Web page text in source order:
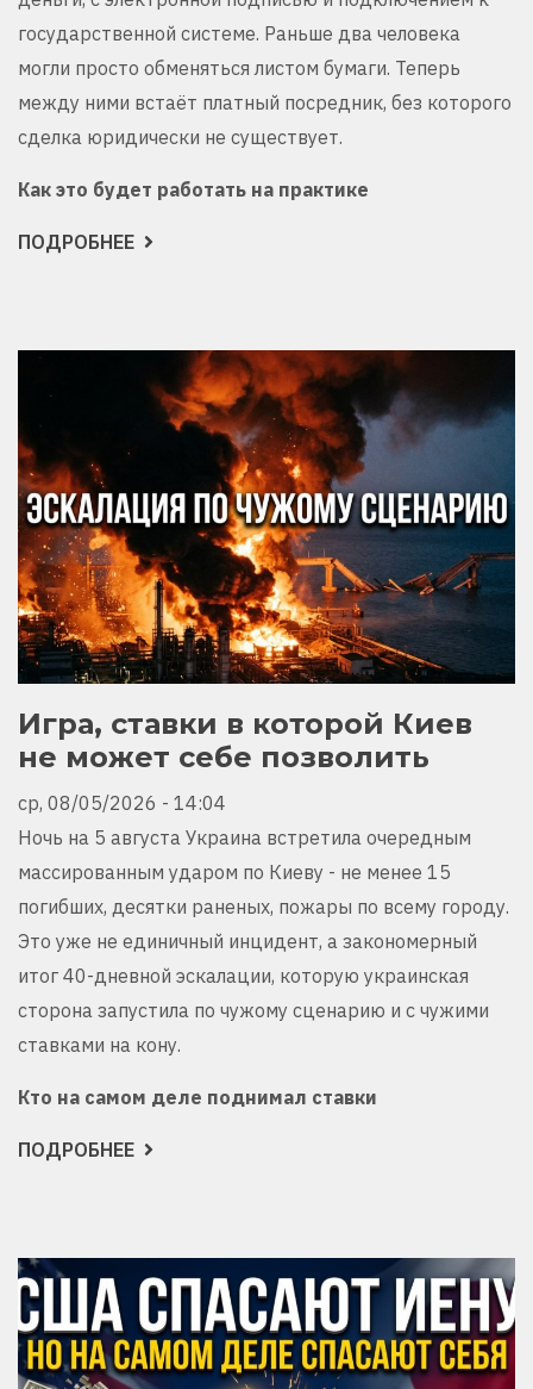
государственной системе. Раньше два человека
могли просто обменяться листом бумаги. Теперь
между ними встаёт платный посредник, без которого
сделка юридически не существует.
Как это будет работать на практике
ПОДРОБНЕЕ О
ПЛАТИТЬ
ПРАВО
ПРОСТО
ПЕРЕДАТЬ
БУМАЖКУ
Игра, ставки в которой Киев
не может себе позволить
ср, 08/05/2026 - 14:04
Ночь на 5 августа Украина встретила очередным
массированным ударом по Киеву - не менее 15
погибших, десятки раненых, пожары по всему городу.
Это уже не единичный инцидент, а закономерный
итог 40-дневной эскалации, которую украинская
сторона запустила по чужому сценарию и с чужими
ставками на кону.
Кто на самом деле поднимал ставки
ПОДРОБНЕЕ О
НЕ
МОЖЕТ
СЕБЕ
ПОЗВОЛИТЬ